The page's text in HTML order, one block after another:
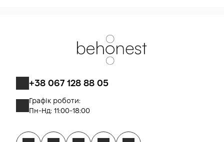
+38 067 128 88 05
Графік роботи:
Пн-Нд: 11:00-18:00